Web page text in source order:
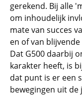
gerekend. Bij alle
om inhoudelijk
mate van succes
en of van
Dat G500 daarbij
karakter heeft, is
dat punt is er een
bewegingen uit de